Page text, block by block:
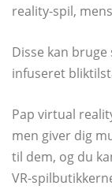
reality-spil,
Disse kan
infuseret
Pap virtual
men giver dig
til dem, og du
VR-